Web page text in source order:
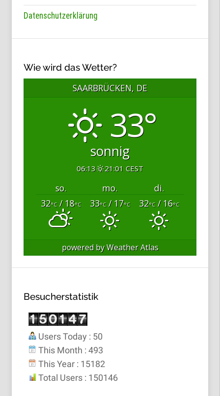
Datenschutzerklärung
Wie wird das Wetter?
SAARBRÜCKEN, DE
33°
sonnig
06:13 21:01 CEST
so. mo.
di.
32°C/ 18°C 33°C/ 17°C 32°C/ 16°C
powered byWeather Atlas
Besucherstatistik
Users Today : 50
This Month : 493
This Year : 15182
Total Users : 150146